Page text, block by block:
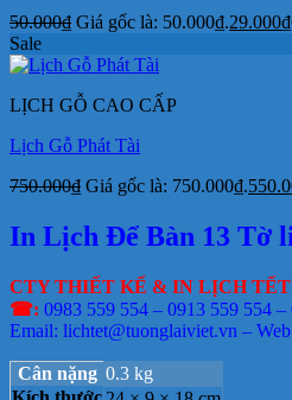
50.000₫ Giá gốc là: 50.000₫.29.000₫
Sale
LỊCH GỖ CAO CẤP
Lịch Gỗ Phát Tài
750.000₫ Giá gốc là: 750.000₫.
In Lịch Để Bàn 13 Tờ
CTY THIẾT KẾ & IN LỊCH
☎: 0983 559 554 – 0913 559 554 –
Email: lichtet@tuonglaiviet.vn –
Cân nặng 0.3 kg